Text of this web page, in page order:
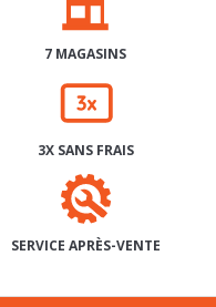
7 MAGASINS
3X SANS FRAIS
SERVICE APRÈS-VENTE